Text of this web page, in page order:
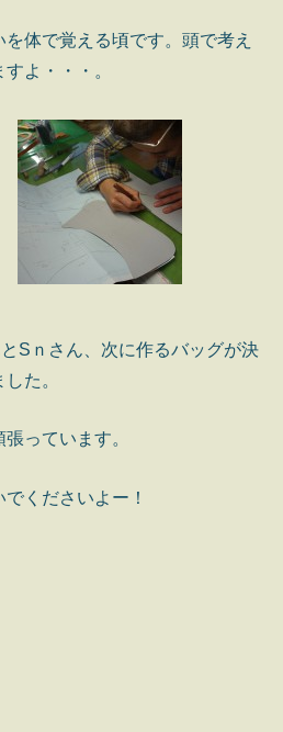
体で覚える頃です。頭で考え
よ・・・。
Sｎさん、次に作るバッグが決
た。
っています。
くださいよー！